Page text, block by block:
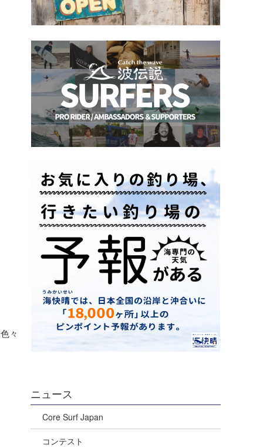
々
ニュース
Core Surf Japan
コンテスト